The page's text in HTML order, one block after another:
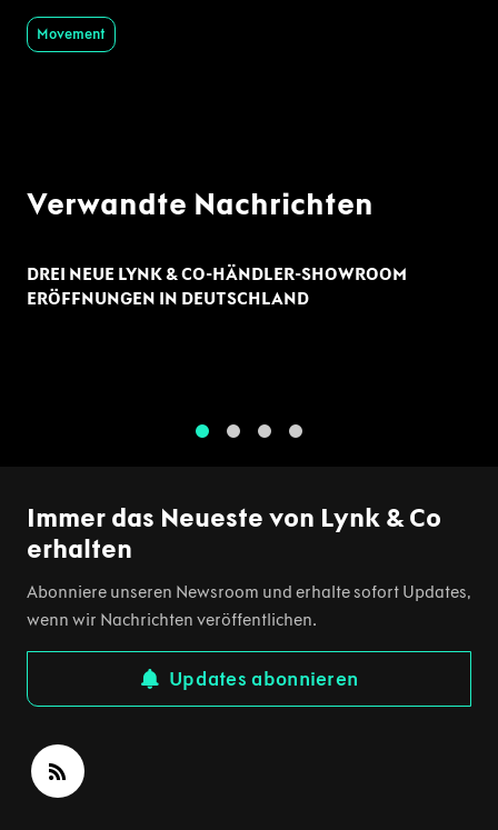
Movement
Verwandte Nachrichten
DREI NEUE LYNK & CO-HÄNDLER-SHOWROOM
ERÖFFNUNGEN IN DEUTSCHLAND
Immer das Neueste von Lynk & Co
erhalten
Abonniere unseren Newsroom und erhalte sofort Updates,
wenn wir Nachrichten veröffentlichen.
Updates abonnieren